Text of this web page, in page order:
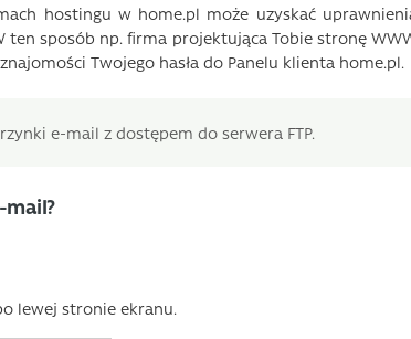
hostingu w home.pl może uzyskać
sposób np. firma projektująca Tobie stronę
Twojego hasła do Panelu klienta home.pl.
e-mail z dostępem do serwera FTP.
mail?
lewej stronie ekranu.